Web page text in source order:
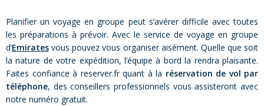
Planifier un voyage en groupe peut s’avérer difficile avec toutes
les préparations à prévoir. Avec le service de voyage en groupe
d’Emirates vous pouvez vous organiser aisément. Quelle que soit
la nature de votre expédition, l’équipe à bord la rendra plaisante.
Faites confiance à reserver.fr quant à la réservation de vol par
téléphone, des conseillers professionnels vous assisteront avec
notre numéro gratuit.